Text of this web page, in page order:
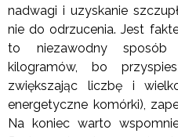
nadwagi i uzyskanie
nie do odrzucenia. Jest
to niezawodny sposób
kilogramów, bo
zwiększając liczbę i
energetyczne komórki),
Na koniec warto